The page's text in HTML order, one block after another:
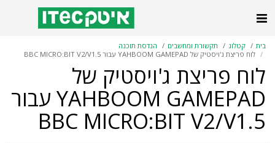
הנדסת תוכנה
של
YAHBOOM GAMEPAD עבור
BBC